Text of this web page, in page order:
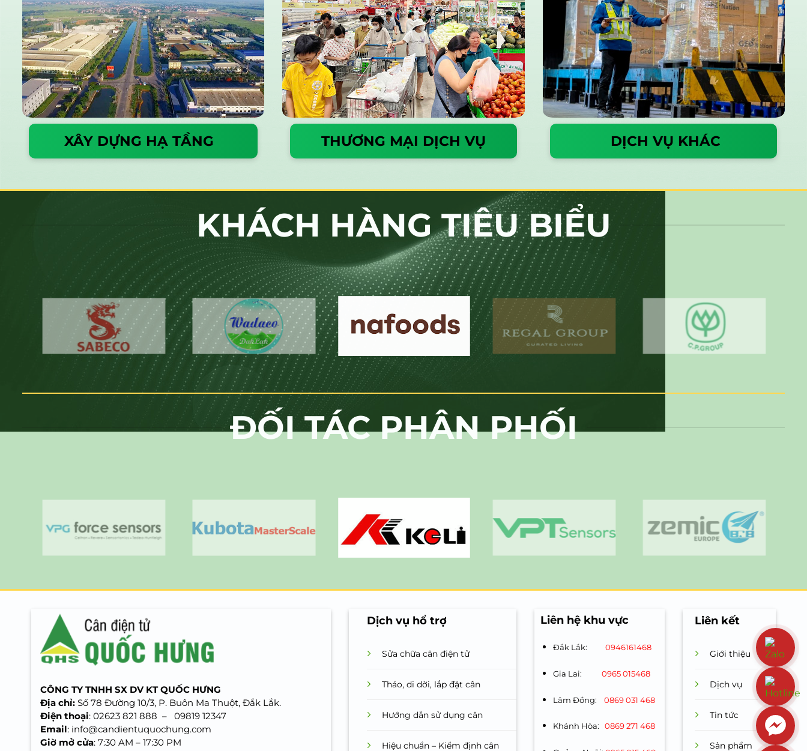
XÂY DỰNG HẠ TẦNG THƯƠNG MẠI DỊCH VỤ DỊCH VỤ KHÁC
KHÁCH HÀNG TIÊU BIỂU
ĐỐI TÁC PHÂN PHỐI
CÔNG TY TNHH SX DV KT QUỐC HƯNG
Địa chỉ: Số 78 Đường 10/3, P. Buôn Ma Thuột, Đắk Lắk.
Điện thoại: 02623 821 888 – 09819 12347
Email: info@candientuquochung.com
Giờ mở cửa: 7:30 AM – 17:30 PM
Dịch vụ hổ trợ
Sửa chữa cân điện tử
Tháo, di dời, lắp đặt cân
Hướng dẫn sử dụng cân
Hiệu chuẩn – Kiểm định cân
Liên hệ khu vực
Đắk Lắk: 0946161468
Gia Lai: 0965 015468
Lâm Đồng: 0869 031 468
Khánh Hòa: 0869 271 468
Liên kết
Giới thiệu
Dịch vụ
Tin tức
Sản phẩm